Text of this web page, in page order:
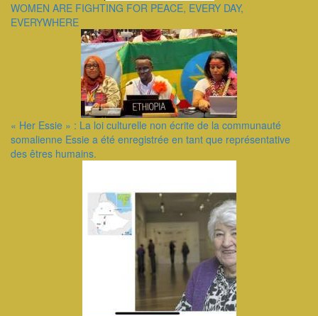
WOMEN ARE FIGHTING FOR PEACE, EVERY DAY,
EVERYWHERE
« Her Essie » : La loi culturelle non écrite de la communauté
somalienne Essie a été enregistrée en tant que représentative
des êtres humains.